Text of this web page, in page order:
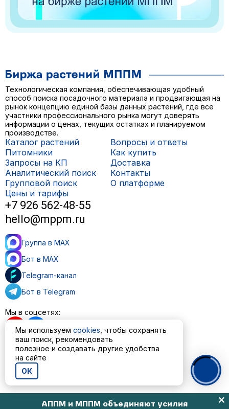
АППМ и МППМ объединяют усилия
Технологическая компания, обеспечивающая удобный
способ поиска посадочного материала и продвигающая на
рынок концепцию единой базы данных растений, где все
участники профессионального рынка могут доверять
информации о ценах, текущих остатках и планируемом
производстве.
Каталог растений
Питомники
Запросы на КП
Аналитический поиск
Групповой поиск
Цены и тарифы
Вопросы и ответы
Как купить
Доставка
Контакты
О платформе
+7 926 562-48-55
hello@mppm.ru
Группа в MAX
Бот в MAX
Telegram-канал
Бот в Telegram
Мы в соцсетях:
Пользовательское соглашение
Политика обработки персональных данных
© ООО «МППМ» 2023—2026
Мы используем cookies , чтобы сохранять
ваш поиск, рекомендовать
полезное и создавать другие удобства
на сайте
ОК